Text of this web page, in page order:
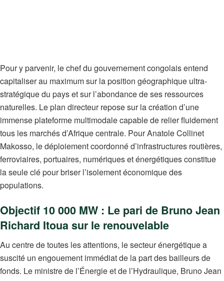
Pour y parvenir, le chef du gouvernement congolais entend
capitaliser au maximum sur la position géographique ultra-
stratégique du pays et sur l’abondance de ses ressources
naturelles. Le plan directeur repose sur la création d’une
immense plateforme multimodale capable de relier fluidement
tous les marchés d’Afrique centrale. Pour Anatole Collinet
Makosso, le déploiement coordonné d’infrastructures routières,
ferroviaires, portuaires, numériques et énergétiques constitue
la seule clé pour briser l’isolement économique des
populations.
Objectif 10 000 MW : Le pari de Bruno Jean
Richard Itoua sur le renouvelable
Au centre de toutes les attentions, le secteur énergétique a
suscité un engouement immédiat de la part des bailleurs de
fonds. Le ministre de l’Énergie et de l’Hydraulique, Bruno Jean